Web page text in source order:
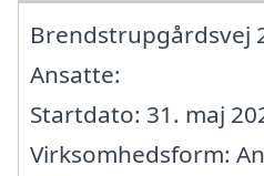
Brendstrupgårdsvej
Ansatte:
Startdato: 31. maj
Virksomhedsform: